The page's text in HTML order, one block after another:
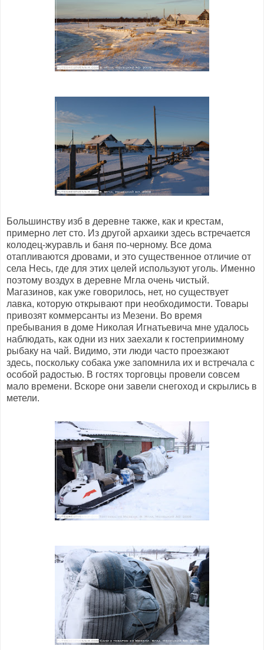
Большинству изб в деревне также, как и крестам,
примерно лет сто. Из другой архаики здесь встречается
колодец-журавль и баня по-черному. Все дома
отапливаются дровами, и это существенное отличие от
села Несь, где для этих целей используют уголь. Именно
поэтому воздух в деревне Мгла очень чистый.
Магазинов, как уже говорилось, нет, но существует
лавка, которую открывают при необходимости. Товары
привозят коммерсанты из Мезени. Во время
пребывания в доме Николая Игнатьевича мне удалось
наблюдать, как одни из них заехали к гостеприимному
рыбаку на чай. Видимо, эти люди часто проезжают
здесь, поскольку собака уже запомнила их и встречала с
особой радостью. В гостях торговцы провели совсем
мало времени. Вскоре они завели снегоход и скрылись в
метели.